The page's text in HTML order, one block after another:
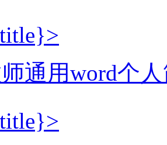
通用word个